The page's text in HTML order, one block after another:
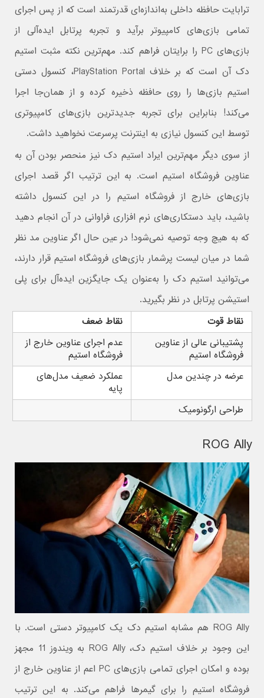
ترابایت حافظه داخلی به‌اندازه‌ای قدرتمند است که از پس اجرای
تمامی بازی‌های کامپیوتر برآید و تجربه پرتابل ایده‌آلی از
بازی‌های PC را برایتان فراهم کند.‌ مهم‌ترین نکته مثبت استیم
دک آن است که بر خلاف PlayStation Portal، کنسول دستی
استیم بازی‌ها را روی حافظه ذخیره کرده و از همان‌جا اجرا
می‌کند! بنابراین برای تجربه جدیدترین بازی‌های کامپیوتری
توسط این کنسول نیازی به اینترنت پرسرعت نخواهید داشت.
از سوی دیگر مهم‌ترین ایراد استیم دک نیز منحصر بودن آن به
عناوین فروشگاه استیم است. به این ترتیب اگر قصد اجرای
بازی‌های خارج از فروشگاه استیم را در این کنسول داشته
باشید، باید دستکاری‌های نرم افزاری فراوانی در آن انجام دهید
که به هیچ وجه توصیه نمی‌شود! در عین حال اگر عناوین مد نظر
شما در میان لیست پرشمار بازی‌های فروشگاه استیم قرار دارند،
می‌توانید استیم دک را به‌عنوان یک جایگزین ایده‌آل برای پلی
استیشن پرتابل در نظر بگیرید.
نقاط قوت
نقاط ضعف
پشتیبانی عالی از عناوین
فروشگاه استیم
عدم اجرای عناوین خارج از
فروشگاه استیم
عرضه در چندین مدل
عملکرد ضعیف مدل‌های
پایه
طراحی ارگونومیک
ROG Ally
ROG Ally هم مشابه استیم دک یک کامپیوتر دستی است. با
این وجود بر خلاف استیم دک، ROG Ally به ویندوز 11 مجهز
بوده و امکان اجرای تمامی بازی‌های PC اعم از عناوین خارج از
فروشگاه استیم را برای گیمرها فراهم می‌کند.‌ به این ترتیب